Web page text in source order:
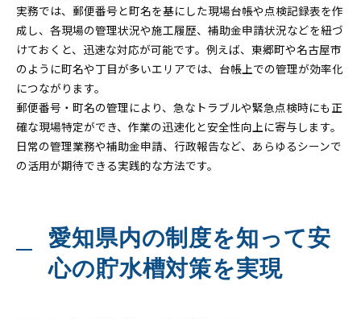
実務では、郵便番号と町名を基にした現場台帳や点検記録表を作
成し、各現場の管理状況や施工履歴、補助金申請状況などを紐づ
けておくと、迅速な対応が可能です。例えば、東郷町や名古屋市
のように町名や丁目が多いエリアでは、台帳上での管理が効率化
につながります。
郵便番号・町名の管理により、急なトラブルや緊急点検時にも正
確な現場特定ができ、作業の迅速化と安全性向上に寄与します。
日常の管理業務や補助金申請、行政報告など、あらゆるシーンで
の活用が期待できる実践的な方法です。
愛知県内の制度を知って安
心の貯水槽対策を実現